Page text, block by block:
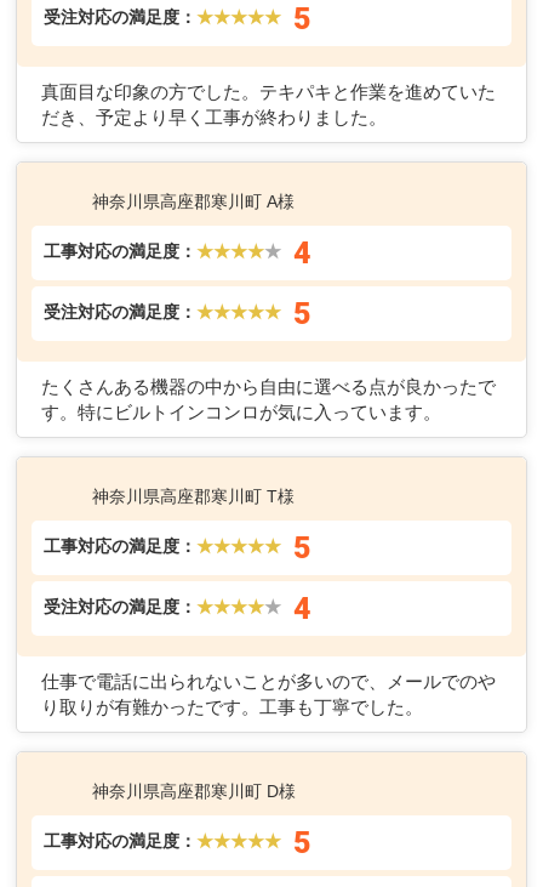
受注対応の満足度：★★★★★ 5
真面目な印象の方でした。テキパキと作業を進めていた
だき、予定より早く工事が終わりました。
神奈川県高座郡寒川町 A様
工事対応の満足度：★★★★★ 4
受注対応の満足度：★★★★★ 5
たくさんある機器の中から自由に選べる点が良かったで
す。特にビルトインコンロが気に入っています。
神奈川県高座郡寒川町 T様
工事対応の満足度：★★★★★ 5
受注対応の満足度：★★★★★ 4
仕事で電話に出られないことが多いので、メールでのや
り取りが有難かったです。工事も丁寧でした。
神奈川県高座郡寒川町 D様
工事対応の満足度：★★★★★
5